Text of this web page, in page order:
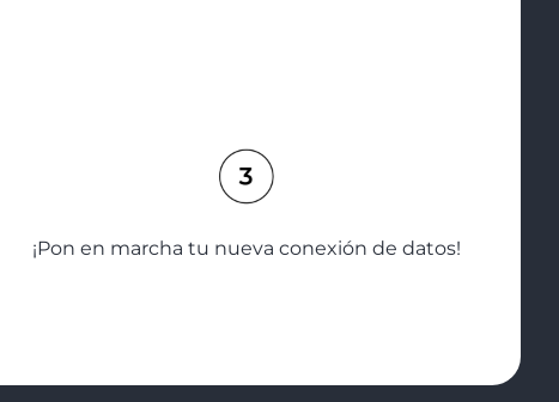
¡Pon en marcha tu nueva conexión de datos!